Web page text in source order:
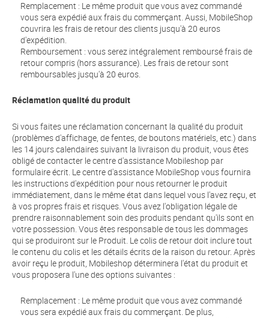
Remplacement : Le même produit que vous avez commandé
vous sera expédié aux frais du commerçant. Aussi, MobileShop
couvrira les frais de retour des clients jusqu'à 20 euros
d'expédition.
Remboursement : vous serez intégralement remboursé frais de
retour compris (hors assurance). Les frais de retour sont
remboursables jusqu'à 20 euros.
Réclamation qualité du produit
Si vous faites une réclamation concernant la qualité du produit
(problèmes d'affichage, de fentes, de boutons matériels, etc.) dans
les 14 jours calendaires suivant la livraison du produit, vous êtes
obligé de contacter le centre d'assistance Mobileshop par
formulaire écrit. Le centre d'assistance MobileShop vous fournira
les instructions d'expédition pour nous retourner le produit
immédiatement, dans le même état dans lequel vous l'avez reçu, et
à vos propres frais et risques. Vous avez l'obligation légale de
prendre raisonnablement soin des produits pendant qu'ils sont en
votre possession. Vous êtes responsable de tous les dommages
qui se produiront sur le Produit. Le colis de retour doit inclure tout
le contenu du colis et les détails écrits de la raison du retour. Après
avoir reçu le produit, Mobileshop déterminera l'état du produit et
vous proposera l'une des options suivantes :
Remplacement : Le même produit que vous avez commandé
vous sera expédié aux frais du commerçant. De plus,